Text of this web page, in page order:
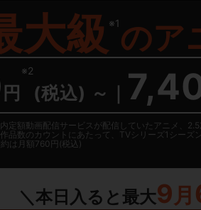
大級 ※1 のア
円
※2
(税込) ～
定額動画配信サービスが配信していたアニメ、
品数のカウントにあたって、TVシリーズ1シーズ
は月額760円(税込)
＼本日入ると最大9月